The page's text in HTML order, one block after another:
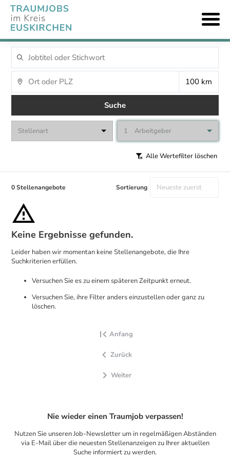
Suche
Stellenart 1 Arbeitgeber
Alle Wertefilter löschen
0 Stellenangebote Sortierung
Keine Ergebnisse gefunden.
Leider haben wir momentan keine Stellenangebote, die Ihre
Suchkriterien erfüllen.
Versuchen Sie es zu einem späteren Zeitpunkt erneut.
Versuchen Sie, ihre Filter anders einzustellen oder ganz zu
löschen.
Anfang
Zurück
Weiter
Nie wieder einen Traumjob verpassen!
Nutzen Sie unseren Job-Newsletter um in regelmäßigen Abständen
via E-Mail über die neuesten Stellenanzeigen zu Ihrer aktuellen
Suche informiert zu werden.